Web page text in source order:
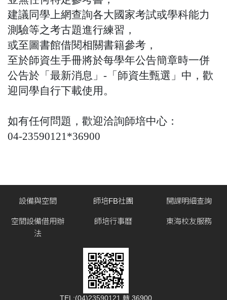
建議同學上網查詢各大國家考試或學科能力
測驗等之考古題進行練習，
或至圖書館借閱相關書籍參考，
至於師資生手冊將於每學年公告簡章時一併
公告於「最新消息」-「師資生甄選」中，歡
迎同學自行下載使用。
如有任何問題，歡迎洽詢師培中心：
04-23590121*36900
設備與空間
空間設備借用辦
法
師培FB社團
師培行事曆
開課明細查詢
東海校友服務
TEL:(04)23590121 轉 36900